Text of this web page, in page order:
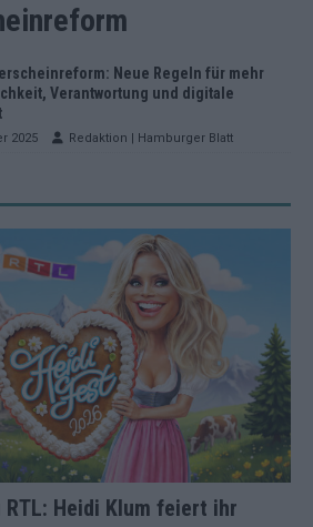
Neue Regeln für mehr
Verantwortung und digitale
2025 Redaktion | Hamburger Blatt
Heidi Klum feiert ihr